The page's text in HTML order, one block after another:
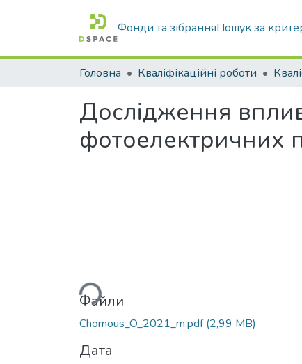
Фонди та зібранняПошук за
Головна Кваліфікаційні роботи
Дослідження
фотоелектричних
Вантажиться...
Файли
Chornous_O_2021_m.pdf(2,99 MB)
Дата